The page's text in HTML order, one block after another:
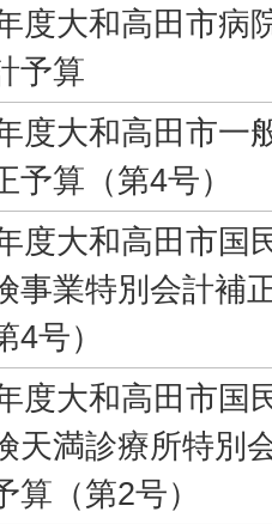
度大和高田市病
予算
度大和高田市一
予算（第4号）
度大和高田市国
事業特別会計補
4号）
度大和高田市国
天満診療所特別
算（第2号）